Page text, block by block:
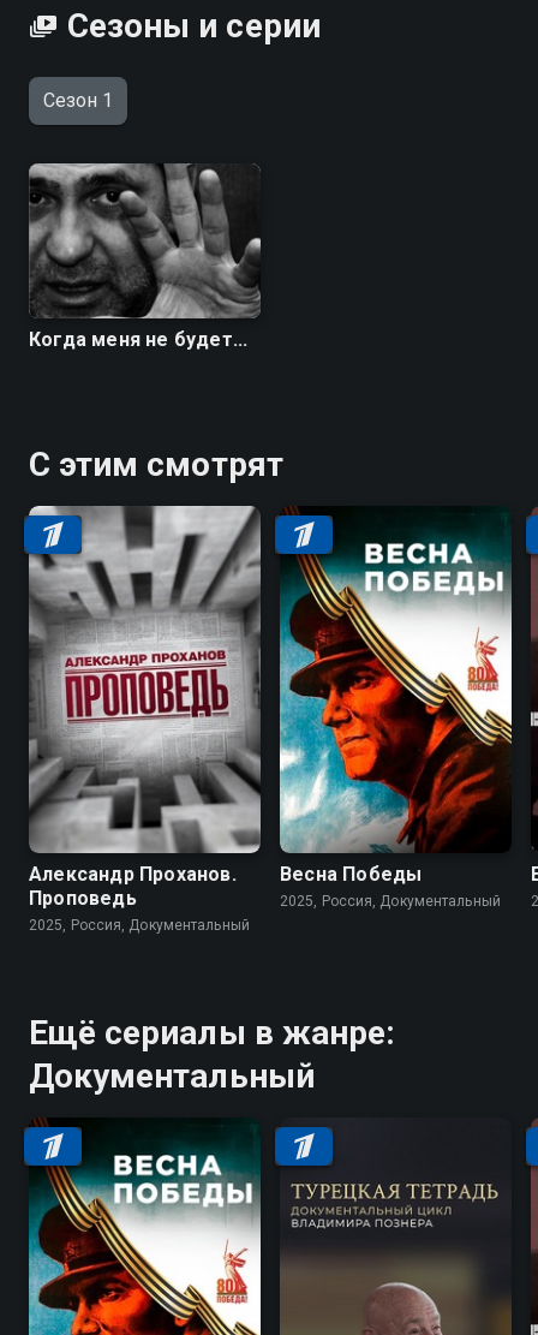
Сезоны и серии
Сезон 1
Когда меня не будет...
С этим смотрят
Александр Проханов.
Проповедь
2025, Россия, Документальный
Весна Победы
2025, Россия, Документальный
Ещё сериалы в жанре:
Документальный